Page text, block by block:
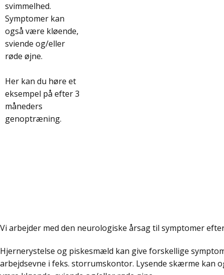
svimmelhed.
Symptomer kan
også være kløende,
sviende og/eller
røde øjne.
Her kan du høre et
eksempel på efter 3
måneders
genoptræning.
Vi arbejder med den neurologiske årsag til symptomer
Hjernerystelse og piskesmæld kan give forskellige
arbejdsevne i feks. storrumskontor. Lysende skærme kan